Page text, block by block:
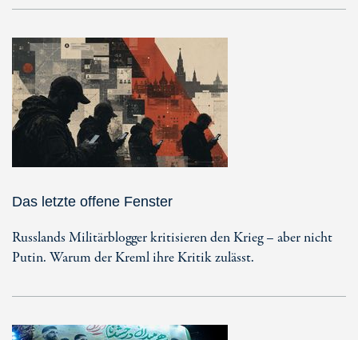
Das letzte offene Fenster
Russlands Militärblogger kritisieren den Krieg – aber nicht
Putin. Warum der Kreml ihre Kritik zulässt.